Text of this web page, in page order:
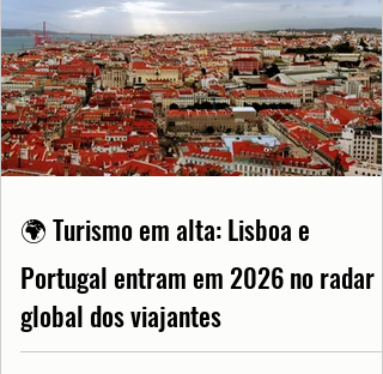
🌍 Turismo em alta: Lisboa e
Portugal entram em 2026 no radar
global dos viajantes